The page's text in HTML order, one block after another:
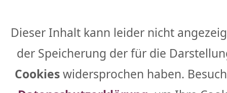
Dieser Inhalt kann leider nicht
der Speicherung der für die
Cookieswidersprochen haben.